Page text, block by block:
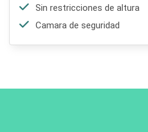
Sin restricciones de altura
Camara de seguridad